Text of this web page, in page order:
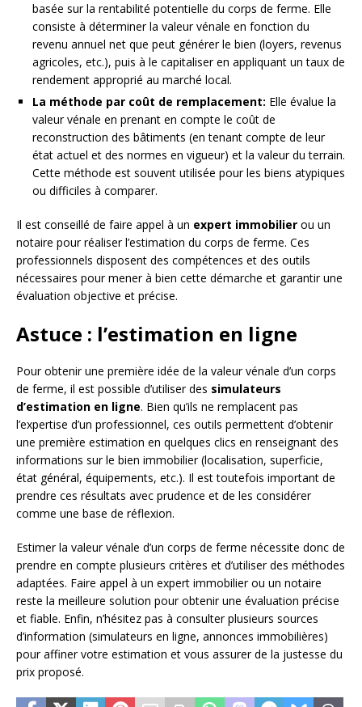
basée sur la rentabilité potentielle du corps de ferme. Elle
consiste à déterminer la valeur vénale en fonction du
revenu annuel net que peut générer le bien (loyers, revenus
agricoles, etc.), puis à le capitaliser en appliquant un taux de
rendement approprié au marché local.
La méthode par coût de remplacement: Elle évalue la
valeur vénale en prenant en compte le coût de
reconstruction des bâtiments (en tenant compte de leur
état actuel et des normes en vigueur) et la valeur du terrain.
Cette méthode est souvent utilisée pour les biens atypiques
ou difficiles à comparer.
Il est conseillé de faire appel à un expert immobilier ou un
notaire pour réaliser l’estimation du corps de ferme. Ces
professionnels disposent des compétences et des outils
nécessaires pour mener à bien cette démarche et garantir une
évaluation objective et précise.
Astuce : l’estimation en ligne
Pour obtenir une première idée de la valeur vénale d’un corps
de ferme, il est possible d’utiliser des simulateurs
d’estimation en ligne. Bien qu’ils ne remplacent pas
l’expertise d’un professionnel, ces outils permettent d’obtenir
une première estimation en quelques clics en renseignant des
informations sur le bien immobilier (localisation, superficie,
état général, équipements, etc.). Il est toutefois important de
prendre ces résultats avec prudence et de les considérer
comme une base de réflexion.
Estimer la valeur vénale d’un corps de ferme nécessite donc de
prendre en compte plusieurs critères et d’utiliser des méthodes
adaptées. Faire appel à un expert immobilier ou un notaire
reste la meilleure solution pour obtenir une évaluation précise
et fiable. Enfin, n’hésitez pas à consulter plusieurs sources
d’information (simulateurs en ligne, annonces immobilières)
pour affiner votre estimation et vous assurer de la justesse du
prix proposé.